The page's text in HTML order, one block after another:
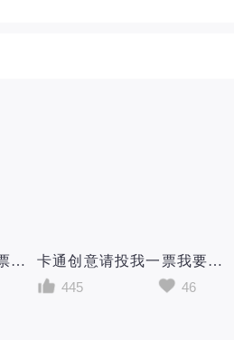
卡通简约风格请投我一票大队委竞选小学生竞选宣传海报
卡通创意请投我一票我要参加大队委竞选小学生宣传海报
445
46